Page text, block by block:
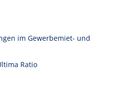
im Gewerbemiet- und
Ratio